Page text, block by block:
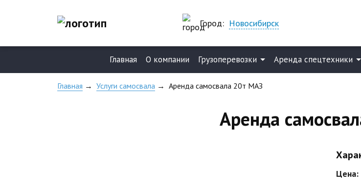
Город: Новосибирск
Главная О компании Грузоперевозки Аренда спецтехники
Главная → Услуги самосвала → Аренда самосвала 20т МАЗ
Аренда
Цена: